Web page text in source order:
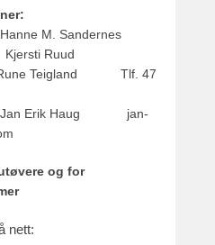
M. Sandernes
Ruud
Teigland Tlf. 47
Jan Erik Haug jan-
og for
nett: